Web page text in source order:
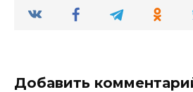
Добавить